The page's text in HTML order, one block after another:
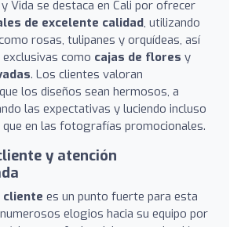
Vida se destaca en Cali por ofrecer
de excelente calidad, utilizando
rosas, tulipanes y orquídeas, así
como cajas de flores y
. Los clientes valoran
los diseños sean hermosos, a
las expectativas y luciendo incluso
en las fotografías promocionales.
y atención
cliente es un punto fuerte para esta
elogios hacia su equipo por